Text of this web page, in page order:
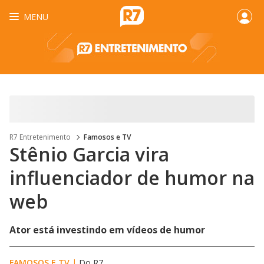
MENU
R7 Entretenimento Famosos e TV
Stênio Garcia vira
influenciador de humor na
web
Ator está investindo em vídeos de humor